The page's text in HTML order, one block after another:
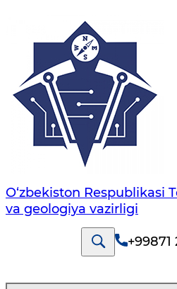
O‘zbekiston Respublikasi
va geologiya vazirligi
+99871